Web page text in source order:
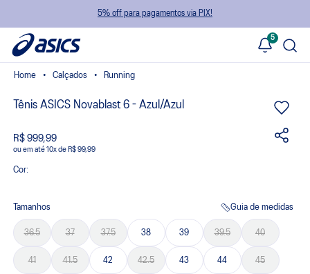
5% off para pagamentos via PIX!
5
Calçados Running
Tênis ASICS Novablast 6 - Azul/Azul
R$ 999,99
ou 10xde R$ 99,99
Cor:
Tamanhos Guia de medidas
36.5 37 37.5 38 39 39.5 40
41 41.5 42 42.5 43 44 45